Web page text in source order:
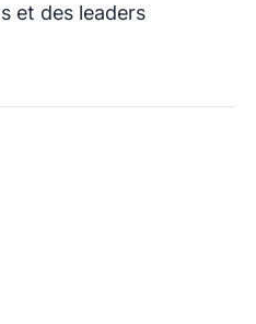
et des leaders